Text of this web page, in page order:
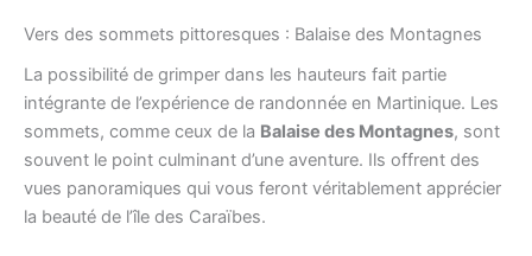
Vers des sommets pittoresques : Balaise des Montagnes
La possibilité de grimper dans les hauteurs fait partie
intégrante de l’expérience de randonnée en Martinique. Les
sommets, comme ceux de la Balaise des Montagnes, sont
souvent le point culminant d’une aventure. Ils offrent des
vues panoramiques qui vous feront véritablement apprécier
la beauté de l’île des Caraïbes.